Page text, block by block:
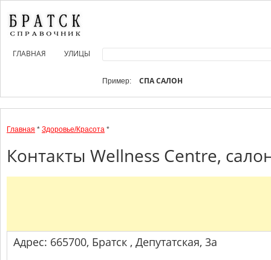
ГЛАВНАЯ УЛИЦЫ
Пример: СПА САЛОН
Главная * Здоровье/Красота *
Контакты Wellness Centre,
Адрес: 665700, Братск , Депутатская, 3а